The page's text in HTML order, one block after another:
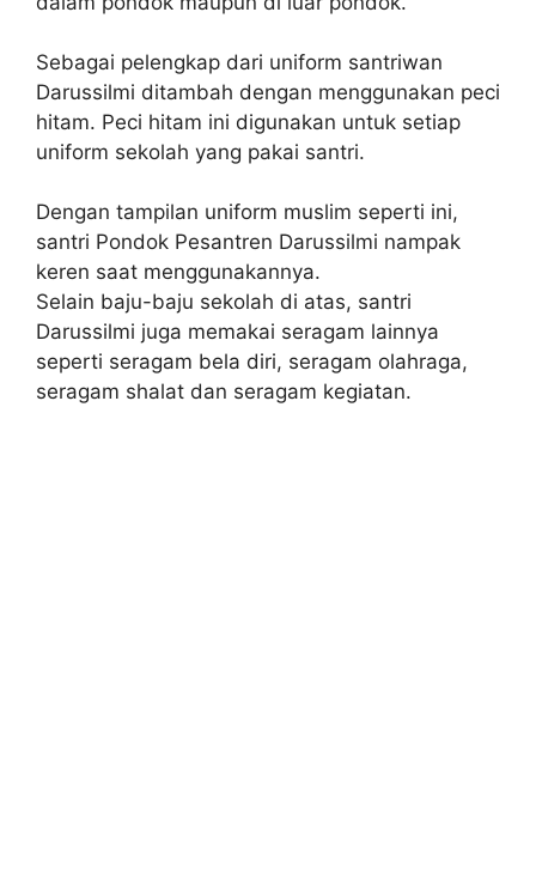
Sebagai pelengkap dari uniform santriwan
Darussilmi ditambah dengan menggunakan peci
hitam. Peci hitam ini digunakan untuk setiap
uniform sekolah yang pakai santri.
Dengan tampilan uniform muslim seperti ini,
santri Pondok Pesantren Darussilmi nampak
keren saat menggunakannya.
Selain baju-baju sekolah di atas, santri
Darussilmi juga memakai seragam lainnya
seperti seragam bela diri, seragam olahraga,
seragam shalat dan seragam kegiatan.